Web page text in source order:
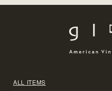
ALL ITEMS